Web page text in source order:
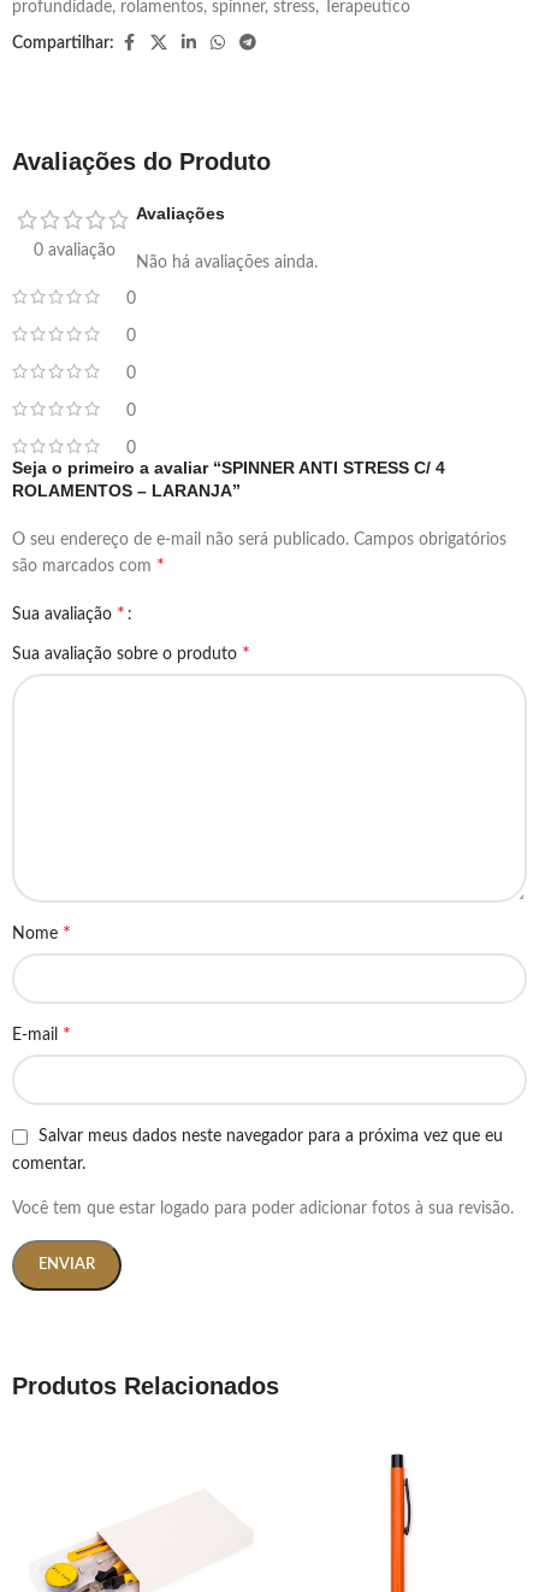
profundidade, rolamentos, spinner, stress, Terapeutico
Compartilhar:
Avaliações do Produto
0 avaliação
0
0
0
0
0
Avaliações
Não há avaliações ainda.
Seja o primeiro a avaliar “SPINNER ANTI STRESS C/ 4
ROLAMENTOS – LARANJA”
O seu endereço de e-mail não será publicado. Campos obrigatórios
são marcados com *
Sua avaliação *
Sua avaliação sobre o produto *
Nome *
E-mail *
Salvar meus dados neste navegador para a próxima vez que eu
comentar.
Você tem que estar logado para poder adicionar fotos à sua revisão.
Produtos Relacionados